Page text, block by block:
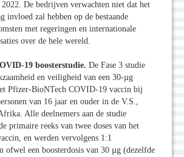
De bedrijven verwachten niet dat het
invloed zal hebben op de bestaande
met regeringen en internationale
over de hele wereld.
19 boosterstudie. De Fase 3 studie
en veiligheid van een 30-µg
Pfizer-BioNTech COVID-19 vaccin bij
van 16 jaar en ouder in de V.S.,
Alle deelnemers aan de studie
primaire reeks van twee doses van het
en werden vervolgens 1:1
ofwel een boosterdosis van 30 µg (dezelfde